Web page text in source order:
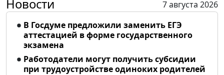
Новости
7 августа 2026
В Госдуме предложили заменить ЕГЭ
аттестацией в форме государственного
экзамена
Работодатели могут получить субсидии
при трудоустройстве одиноких родителей